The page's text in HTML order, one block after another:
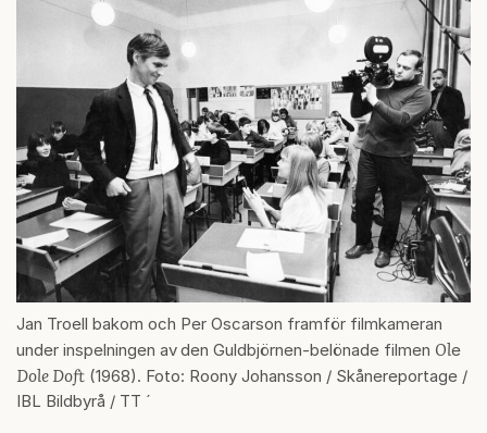
Jan Troell bakom och Per Oscarson framför filmkameran
under inspelningen avden Guldbjörnen-belönade filmen Ole
Dole Doft (1968). Foto: Roony Johansson / Skånereportage /
IBL Bildbyrå / TT ´